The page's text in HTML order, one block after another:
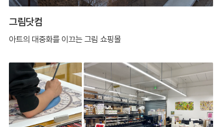
그림닷컴
아트의 대중화를 이끄는 그림 쇼핑몰